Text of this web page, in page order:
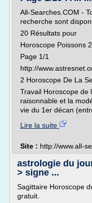
All-Searches.COM -
recherche sont
20 Résultats pour
Horoscope Poissons
Page 1/1
http://
2 Horoscope De La
Travail Horoscope de
raisonnable et la
vie du 1er décan
Lire la suite
Site : http://www.all-
astrologie du
> signe ...
Sagittaire Horoscope
gratuit.